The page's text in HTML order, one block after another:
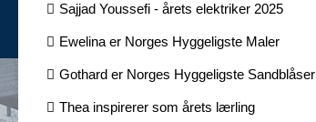
Sajjad Youssefi - årets elektriker 2025
Ewelina er Norges Hyggeligste Maler
Gothard er Norges Hyggeligste Sandblåser
Thea inspirerer som årets lærling